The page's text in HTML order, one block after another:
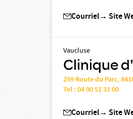
Courriel→ Site
Vaucluse
Clinique
259 Route du Parc,
Tel :04 90 51 31 00
Courriel→ Site